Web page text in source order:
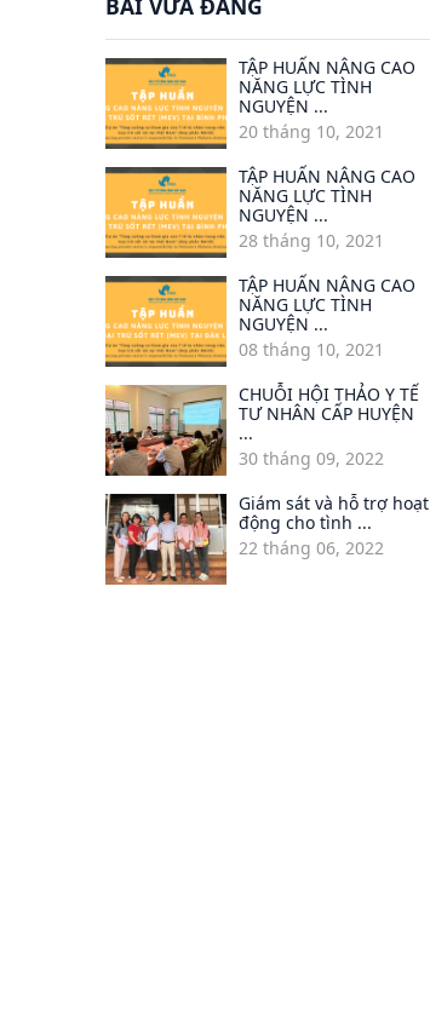
BÀI VỪA ĐĂNG
TẬP HUẤN NÂNG CAO
NĂNG LỰC TÌNH
NGUYỆN ...
20 tháng 10, 2021
TẬP HUẤN NÂNG CAO
NĂNG LỰC TÌNH
NGUYỆN ...
28 tháng 10, 2021
TẬP HUẤN NÂNG CAO
NĂNG LỰC TÌNH
NGUYỆN ...
08 tháng 10, 2021
CHUỖI HỘI THẢO Y TẾ
TƯ NHÂN CẤP HUYỆN
...
30 tháng 09, 2022
Giám sát và hỗ trợ hoạt
động cho tình ...
22 tháng 06, 2022